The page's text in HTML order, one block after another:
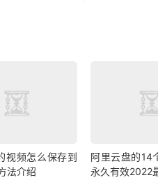
视频怎么保存到
法介绍
阿里云盘的14
永久有效2022